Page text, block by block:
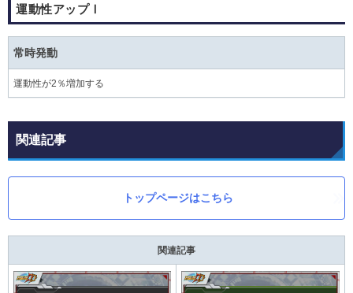
運動性アップⅠ
常時発動
運動性が2％増加する
関連記事
トップページはこちら
関連記事